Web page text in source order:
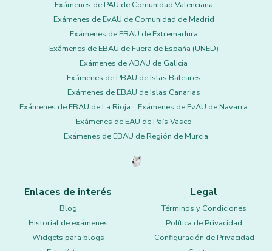
Exámenes de PAU de Comunidad Valenciana
Exámenes de EvAU de Comunidad de Madrid
Exámenes de EBAU de Extremadura
Exámenes de EBAU de Fuera de España (UNED)
Exámenes de ABAU de Galicia
Exámenes de PBAU de Islas Baleares
Exámenes de EBAU de Islas Canarias
Exámenes de EBAU de La Rioja
Exámenes de EvAU de Navarra
Exámenes de EAU de País Vasco
Exámenes de EBAU de Región de Murcia
Enlaces de interés
Blog
Historial de exámenes
Widgets para blogs
Legal
Términos y Condiciones
Política de Privacidad
Configuración de Privacidad